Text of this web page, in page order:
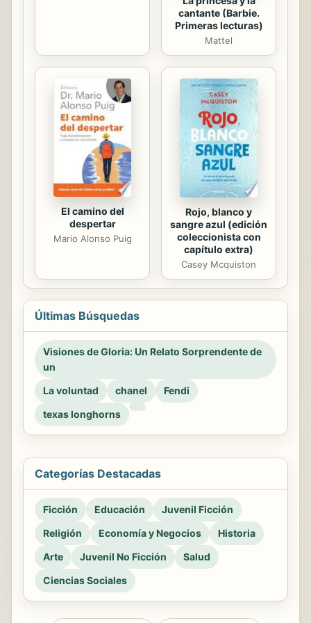
cantante (Barbie.
Primeras lecturas)
Mattel
El camino del
despertar
Mario Alonso Puig
Rojo, blanco y
sangre azul (edición
coleccionista con
capítulo extra)
Casey Mcquiston
Últimas Búsquedas
Visiones de Gloria: Un Relato Sorprendente de
un
La voluntad
chanel
Fendi
texas longhorns
Categorías Destacadas
Ficción Educación
Juvenil Ficción
Religión
Economía y Negocios
Historia
Arte
Juvenil No Ficción
Salud
Ciencias Sociales